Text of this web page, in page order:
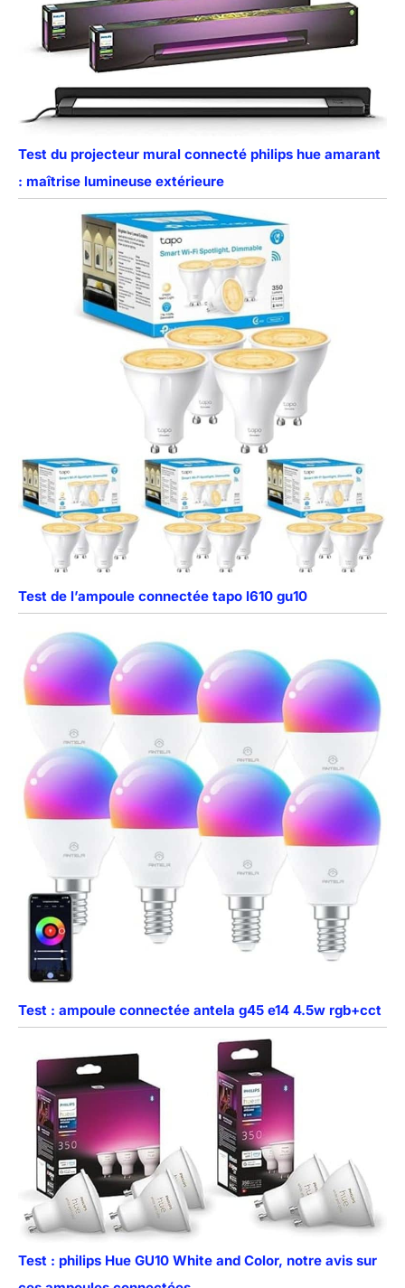
Test du projecteur mural connecté philips hue amarant
: maîtrise lumineuse extérieure
Test de l’ampoule connectée tapo l610 gu10
Test : ampoule connectée antela g45 e14 4.5w rgb+cct
Test : philips Hue GU10 White and Color, notre avis sur